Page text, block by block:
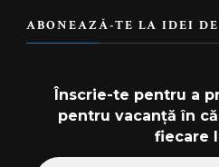
ABONEAZĂ-TE LA IDEI
Înscrie-te pentru a
pentru vacanță în
fiecare